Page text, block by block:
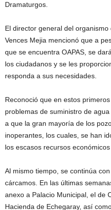
Dramaturgos.
El director general del
Vences Mejia mencionó que a
que se encuentra OAPAS, se
los ciudadanos y se les
responda a sus necesidades.
Reconoció que en estos
problemas de suministro de
a que la gran mayoría de los
inoperantes, los cuales, se han
los escasos recursos
Al mismo tiempo, se continúa
cárcamos. En las últimas
anexo a Palacio Municipal, el de
Hacienda de Echegaray, así